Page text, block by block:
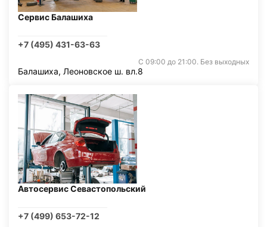
Сервис Балашиха
+7 (495) 431-63-63
С 09:00 до 21:00. Без выходных
Балашиха, Леоновское ш. вл.8
Автосервис Севастопольский
+7 (499) 653-72-12